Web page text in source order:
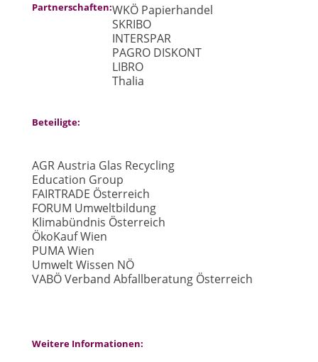
Partnerschaften:WKÖ Papierhandel
SKRIBO
INTERSPAR
PAGRO DISKONT
LIBRO
Thalia
Beteiligte:
AGR Austria Glas Recycling
Education Group
FAIRTRADE Österreich
FORUM Umweltbildung
Klimabündnis Österreich
ÖkoKauf Wien
PUMA Wien
Umwelt Wissen NÖ
VABÖ Verband Abfallberatung Österreich
Weitere Informationen: